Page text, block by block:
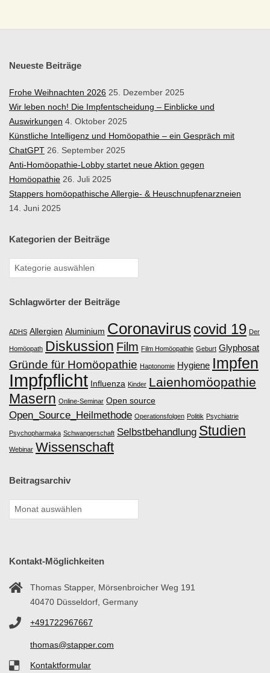
R
F
Neueste Beiträge
Frohe Weihnachten 2026 25. Dezember 2025
Wir leben noch! Die Impfentscheidung – Einblicke und
Auswirkungen 4. Oktober 2025
Künstliche Intelligenz und Homöopathie – ein Gespräch mit
ChatGPT 26. September 2025
Anti-Homöopathie-Lobby startet neue Aktion gegen
Homöopathie 26. Juli 2025
Stappers homöopathische Allergie- & Heuschnupfenarzneien
14. Juni 2025
Kategorien der Beiträge
Schlagwörter der Beiträge
ADHS Allergien Aluminium Coronavirus covid 19 Der
Homöopath Diskussion Film Film Homöopathie Geburt Glyphosat
Gründe für Homöopathie Haptonomie Hygiene Impfen
Impfpflicht Influenza Kinder Laienhomöopathie
Masern Online-Seminar Open source
Open_Source_Heilmethode Operationsfolgen Politik Psychiatrie
Psychopharmaka Schwangerschaft Selbstbehandlung Studien
Webinar Wissenschaft
Beitragsarchiv
Kontakt-Möglichkeiten
Thomas Stapper, Mörsenbroicher Weg 191
40470 Düsseldorf, Germany
+491722967667
thomas@stapper.com
Kontaktformular